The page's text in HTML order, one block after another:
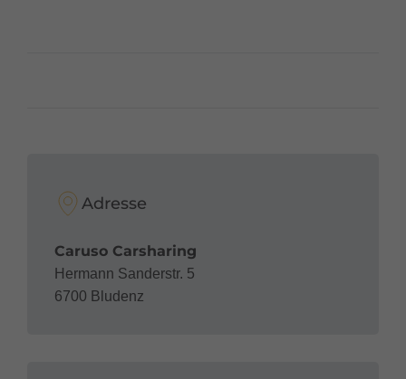
Adresse
Caruso Carsharing
Hermann Sanderstr. 5
6700 Bludenz